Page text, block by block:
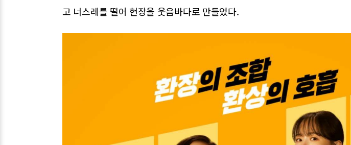
고 너스레를 떨어 현장을 웃음바다로 만들었다.